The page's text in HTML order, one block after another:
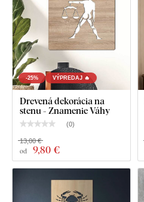
-25% VÝPREDAJ 🔥
Drevená dekorácia na
stenu - Znamenie Váhy
(0)
od 9,80 €
13,00 €